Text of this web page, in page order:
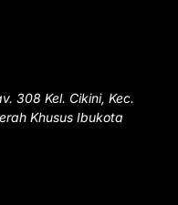
308 Kel. Cikini, Kec.
Khusus Ibukota